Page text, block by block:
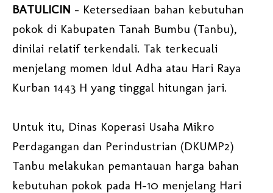
BATULICIN - Ketersediaan bahan kebutuhan
pokok di Kabupaten Tanah Bumbu (Tanbu),
dinilai relatif terkendali. Tak terkecuali
menjelang momen Idul Adha atau Hari Raya
Kurban 1443 H yang tinggal hitungan jari.
Untuk itu, Dinas Koperasi Usaha Mikro
Perdagangan dan Perindustrian (DKUMP2)
Tanbu melakukan pemantauan harga bahan
kebutuhan pokok pada H-10 menjelang Hari